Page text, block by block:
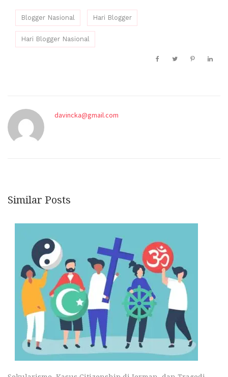
Blogger Nasional Hari Blogger
Hari Blogger Nasional
davincka@gmail.com
Similar Posts